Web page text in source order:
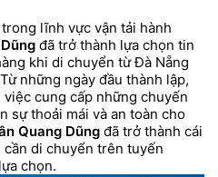
lĩnh vực vận tải hành
đã trở thành lựa chọn tin
khi di chuyển từ Đà Nẵng
những ngày đầu thành lập,
cung cấp những chuyến
sự thoải mái và an toàn cho
Quang Dũng đã trở thành cái
di chuyển trên tuyến
chọn.